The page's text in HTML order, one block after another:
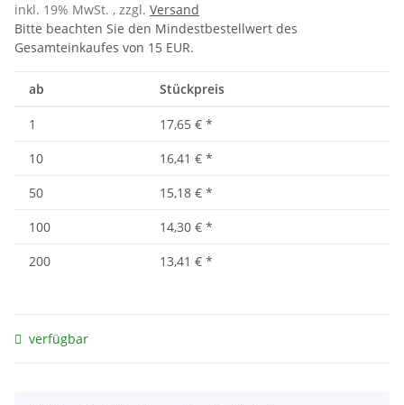
inkl. 19% MwSt. , zzgl. Versand
Bitte beachten Sie den Mindestbestellwert des
Gesamteinkaufes von 15 EUR.
ab Stückpreis
1 17,65 € *
10
16,41 € *
50
15,18 € *
100
14,30 € *
200
13,41 € *
verfügbar